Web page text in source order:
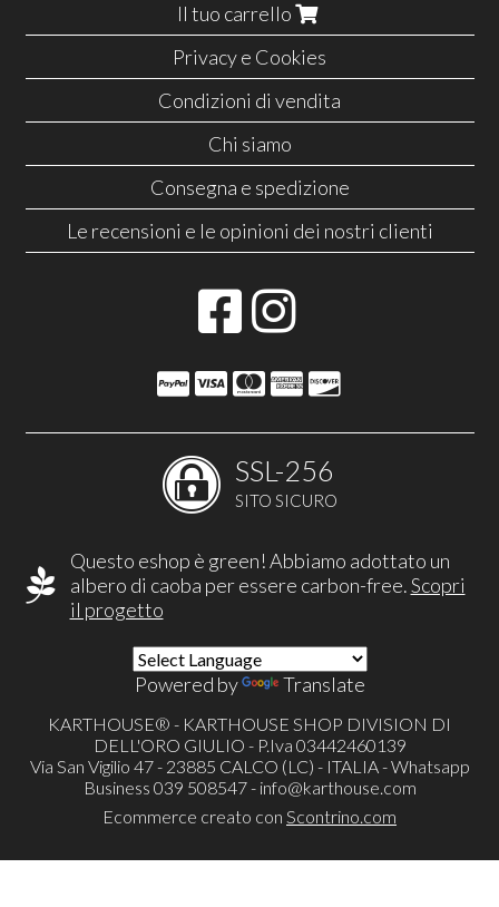
Il tuo carrello
Privacy e Cookies
Condizioni di vendita
Chi siamo
Consegna e spedizione
Le recensioni e le opinioni dei nostri clienti
SSL-256
SITO SICURO
Questo eshop è green! Abbiamo adottato un
albero di caoba per essere carbon-free.Scopri
il progetto
Powered by Translate
KARTHOUSE® - KARTHOUSE SHOP DIVISION DI
DELL'ORO GIULIO - P.Iva 03442460139
Via San Vigilio 47 - 23885 CALCO (LC) - ITALIA - Whatsapp
Business 039 508547 - info@karthouse.com
Ecommerce creato con Scontrino.com